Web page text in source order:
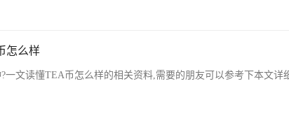
怎么样
一文读懂TEA币怎么样的相关资料,需要的朋友可以参考下本文详